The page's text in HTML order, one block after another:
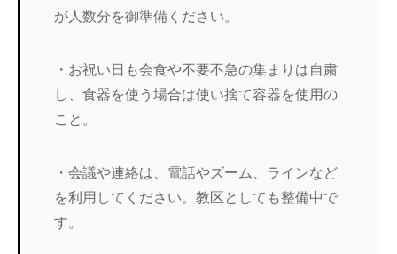
が人数分を御準備ください。
・お祝い日も会食や不要不急の集まりは自粛
し、食器を使う場合は使い捨て容器を使用の
こと。
・会議や連絡は、電話やズーム、ラインなど
を利用してください。教区としても整備中で
す。